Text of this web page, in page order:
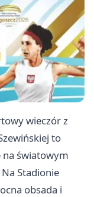
wieczór z
to
na światowym
Stadionie
obsada i